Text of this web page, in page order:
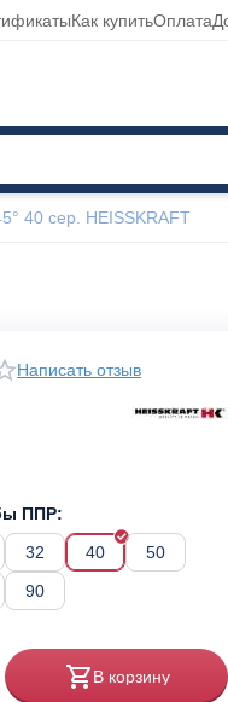
Как купитьОплата
40 сер. HEISSKRAFT
Написать отзыв
ППР:
32 40
50
90
В корзину